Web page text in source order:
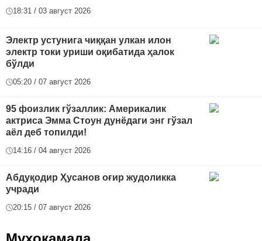
18:31 / 03 август 2026
Электр устунига чиққан улкан илон
электр токи уриши оқибатида ҳалок
бўлди
05:20 / 07 август 2026
95 фоизлик гўзаллик: Америкалик
актриса Эмма Стоун дунёдаги энг гўзал
аёл деб топилди!
14:16 / 04 август 2026
Абдуқодир Ҳусанов оғир жудоликка
учради
20:15 / 07 август 2026